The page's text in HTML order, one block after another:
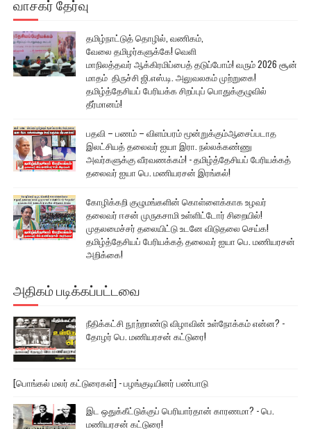
வாசகர் தேர்வு
தமிழ்நாட்டுத் தொழில், வணிகம்,
வேலை தமிழர்களுக்கே! வெளி
மாநிலத்தவர் ஆக்கிரமிப்பைத் தடுப்போம்! வரும் 2026 சூன்
மாதம் திருச்சி ஜி.எஸ்.டி. அலுவலகம் முற்றுகை!
தமிழ்த்தேசியப் பேரியக்க சிறப்புப் பொதுக்குழுவில்
தீர்மானம்!
பதவி – பணம் – விளம்பரம் மூன்றுக்கும்ஆசைப்படாத
இலட்சியத் தலைவர் ஐயா இரா. நல்லக்கண்ணு
அவர்களுக்கு வீரவணக்கம்! - தமிழ்த்தேசியப் பேரியக்கத்
தலைவர் ஐயா பெ. மணியரசன் இரங்கல்!
கோழிக்கறி குழுமங்களின் கொள்ளைக்காக உழவர்
தலைவர் ஈசன் முருகசாமி உள்ளிட்டோர் சிறையில்!
முதலமைச்சர் தலையிட்டு உடனே விடுதலை செய்க!
தமிழ்த்தேசியப் பேரியக்கத் தலைவர் ஐயா பெ. மணியரசன்
அறிக்கை!
அதிகம் படிக்கப்பட்டவை
நீதிக்கட்சி நூற்றாண்டு விழாவின் உள்நோக்கம் என்ன? -
தோழர் பெ. மணியரசன் கட்டுரை!
[பொங்கல் மலர் கட்டுரைகள்] - பழங்குடியினர் பண்பாடு
இட ஒதுக்கீட்டுக்குப் பெரியார்தான் காரணமா? - பெ.
மணியரசன் கட்டுரை!